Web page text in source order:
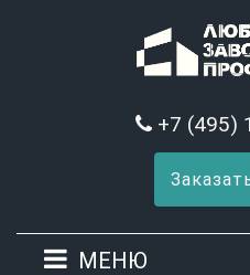
+7 (495)
МЕНЮ